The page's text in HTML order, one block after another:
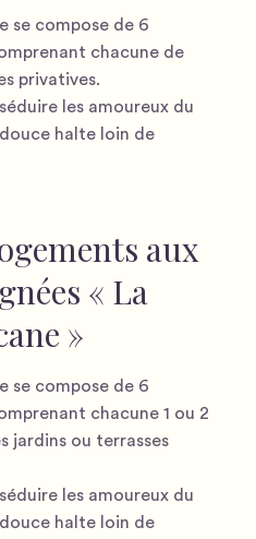
se compose de 6
chacune de
privatives.
les amoureux du
halte loin de
aux
« La
»
se compose de 6
chacune 1 ou 2
jardins ou terrasses
les amoureux du
halte loin de